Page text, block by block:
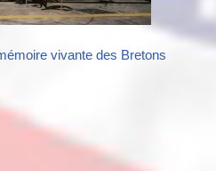
vivante des Bretons